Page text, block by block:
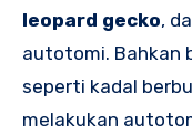
leopard gecko,
autotomi. Bahkan
seperti kadal
melakukan